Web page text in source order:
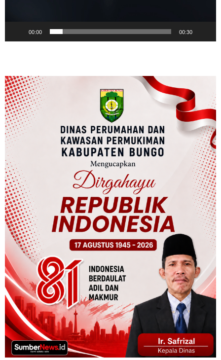
00:00 00:30